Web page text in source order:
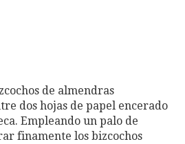
de almendras
dos hojas de papel encerado
Empleando un palo de
finamente los bizcochos